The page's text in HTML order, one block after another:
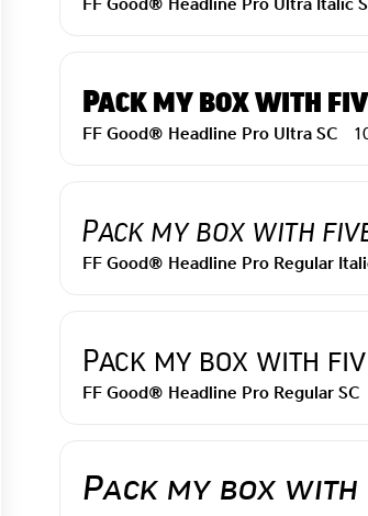
FF Good® Headline Pro Ultra Italic
Pack my box with
FF Good® Headline Pro Ultra SC
Pack my box with
FF Good® Headline Pro Regular
Pack my box with
FF Good® Headline Pro Regular SC
Pack my box